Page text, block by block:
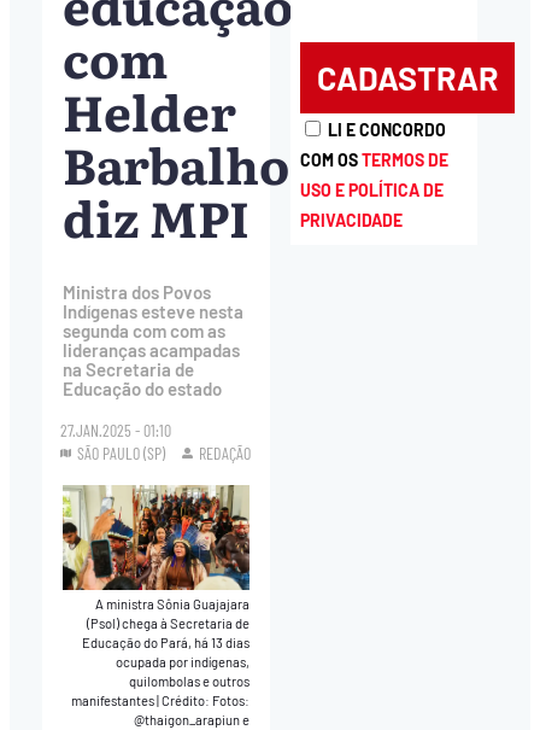
com
Helder
Barbalho,
diz MPI
Ministra dos Povos
Indígenas esteve nesta
segunda com com as
lideranças acampadas
na Secretaria de
Educação do estado
27.JAN.2025 - 01:10
SÃO PAULO (SP)
REDAÇÃO
A ministra Sônia Guajajara
(Psol) chega à Secretaria de
Educação do Pará, há 13 dias
ocupada por indígenas,
quilombolas e outros
manifestantes Crédito: Fotos:
@thaigon_arapiun e
LI E CONCORDO
COM OSTERMOS DE
USO E POLÍTICA DE
PRIVACIDADE